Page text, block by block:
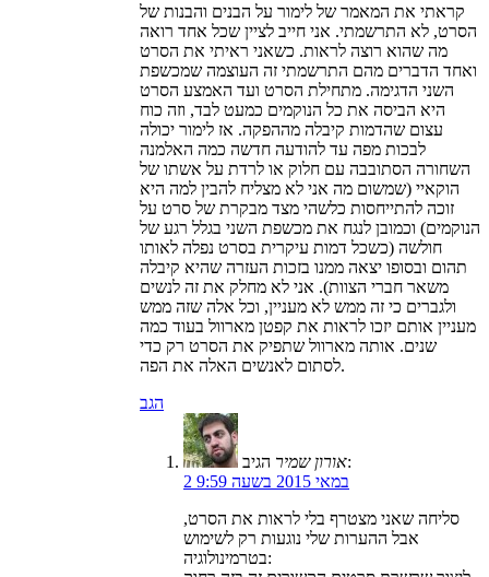
קראתי את המאמר של לימור על הבנים והבנות של
הסרט, לא התרשמתי. אני חייב לציין שכל אחד רואה
מה שהוא רוצה לראות. כשאני ראיתי את הסרט
ואחד הדברים מהם התרשמתי זה העוצמה שמכשפת
השני הדגימה. מתחילת הסרט ועד האמצע הסרט
היא הביסה את כל הנוקמים כמעט לבד, וזה כוח
עצום שהדמות קיבלה מההפקה. אז לימור יכולה
לבכות מפה עד להודעה חדשה כמה האלמנה
השחורה הסתובבה עם חלוק או לרדת על אשתו של
הוקאיי (שמשום מה אני לא מצליח להבין למה היא
זוכה להתייחסות כלשהי מצד מבקרת של סרט על
הנוקמים) וכמובן לנגח את מכשפת השני בגלל רגע של
חולשה (כשכל דמות עיקרית בסרט נפלה לאותו
תהום ובסופו יצאה ממנו בזכות העזרה שהיא קיבלה
משאר חברי הצוות). אני לא מחלק את זה לנשים
ולגברים כי זה ממש לא מעניין, וכל אלה שזה ממש
מעניין אותם יזכו לראות את קפטן מארוול בעוד כמה
שנים. אותה מארוול שתפיק את הסרט רק כדי
לסתום לאנשים האלה את הפה.
הגב
אורון שמירהגיב:
2 במאי 2015 בשעה 9:59
סליחה שאני מצטרף בלי לראות את הסרט,
אבל ההערות שלי נוגעות רק לשימוש
בטרמינולוגיה: